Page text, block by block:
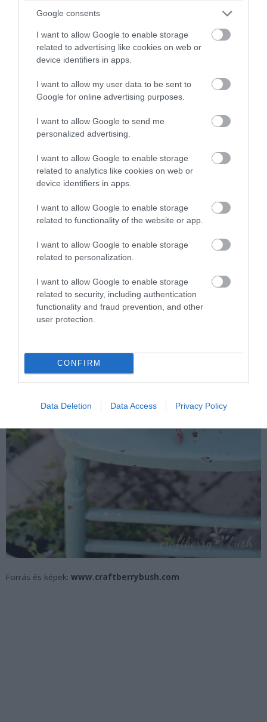
Google consents
I want to allow Google to enable storage
related to advertising like cookies on web or
device identifiers in apps.
I want to allow my user data to be sent to
Google for online advertising purposes.
I want to allow Google to send me
personalized advertising.
I want to allow Google to enable storage
related to analytics like cookies on web or
device identifiers in apps.
I want to allow Google to enable storage
related to functionality of the website or app.
I want to allow Google to enable storage
related to personalization.
I want to allow Google to enable storage
related to security, including authentication
functionality and fraud prevention, and other
user protection.
CONFIRM
Data Deletion Data Access Privacy Policy
Forrás és képek: www.craftberrybush.com